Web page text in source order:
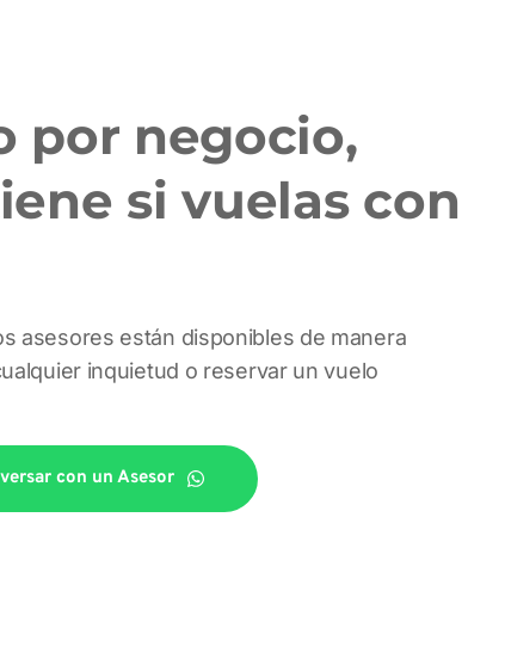
por negocio,
si vuelas con
asesores están disponibles de manera
inquietud o reservar un vuelo
con un Asesor